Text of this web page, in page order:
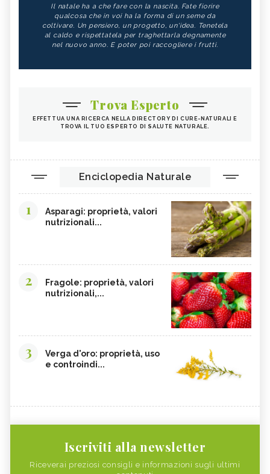
Il natale ha a che fare con la nascita. Fate fiorire
qualcosa che in voi ha la forma di un seme da
coltivare. Un pensiero, un progetto, un'idea. Tenetela
al caldo e rispettatela per traghettarla degnamente
nel nuovo anno. E poter poi raccogliere i frutti.
Trova Esperto
EFFETTUA UNA RICERCA NELLA DIRECTORY DI CURE-NATURALI E
TROVA IL TUO ESPERTO DI SALUTE NATURALE.
Enciclopedia Naturale
1
Asparagi: proprietà, valori
nutrizionali...
2
Fragole: proprietà, valori
nutrizionali,...
3
Verga d'oro: proprietà, uso
e controindi...
Iscriviti alla newsletter
Riceverai preziosi consigli e informazioni sugli ultimi